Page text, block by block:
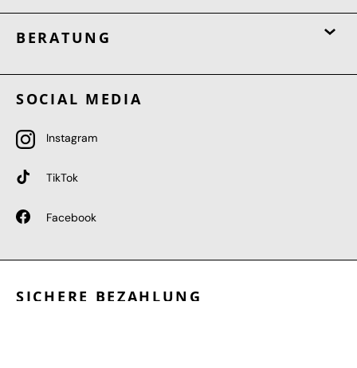
BERATUNG
SOCIAL MEDIA
Instagram
TikTok
Facebook
SICHERE BEZAHLUNG